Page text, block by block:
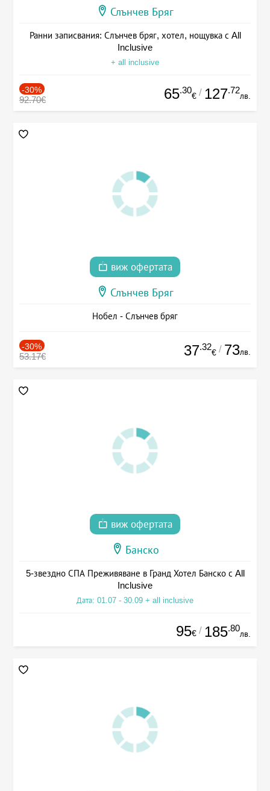
Слънчев Бряг
Ранни записвания: Слънчев бряг, хотел, нощувка с All
Inclusive
+ all inclusive
-30%
92.70€ 65.30
€ / 127.72
лв.
виж офертата
Слънчев Бряг
Нобел - Слънчев бряг
-30%
53.17€ 37.32
€ / 73лв.
виж офертата
Банско
5-звездно СПА Преживяване в Гранд Хотел Банско с All
Inclusive
Дата: 01.07 - 30.09 + all inclusive
95€ / 185.80
лв.